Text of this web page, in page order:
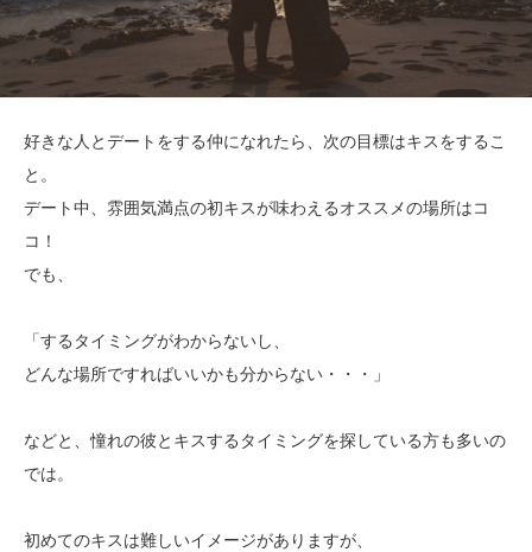
好きな人とデートをする仲になれたら、次の目標はキスをするこ
と。
デート中、雰囲気満点の初キスが味わえるオススメの場所はコ
コ！
でも、
「するタイミングがわからないし、
どんな場所ですればいいかも分からない・・・」
などと、憧れの彼とキスするタイミングを探している方も多いの
では。
初めてのキスは難しいイメージがありますが、